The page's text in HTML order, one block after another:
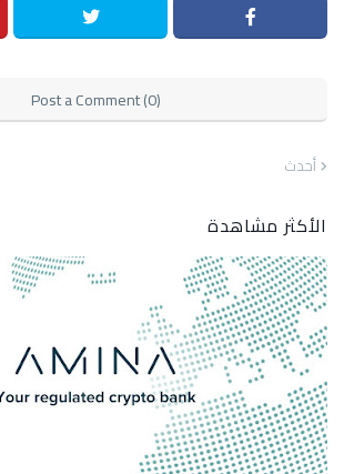
Post a Comment (0)
أحدث
الأكثر مشاهدة